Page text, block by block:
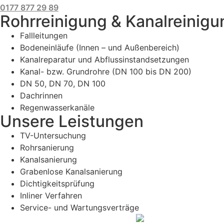
0177 877 29 89
Rohrreinigung &
Fallleitungen
Bodeneinläufe (Innen – und Außenbereich)
Kanalreparatur und Abflussinstandsetzungen
Kanal- bzw. Grundrohre (DN 100 bis DN 200)
DN 50, DN 70, DN 100
Dachrinnen
Regenwasserkanäle
Unsere Leistungen
TV-Untersuchung
Rohrsanierung
Kanalsanierung
Grabenlose Kanalsanierung
Dichtigkeitsprüfung
Inliner Verfahren
Service- und Wartungsverträge